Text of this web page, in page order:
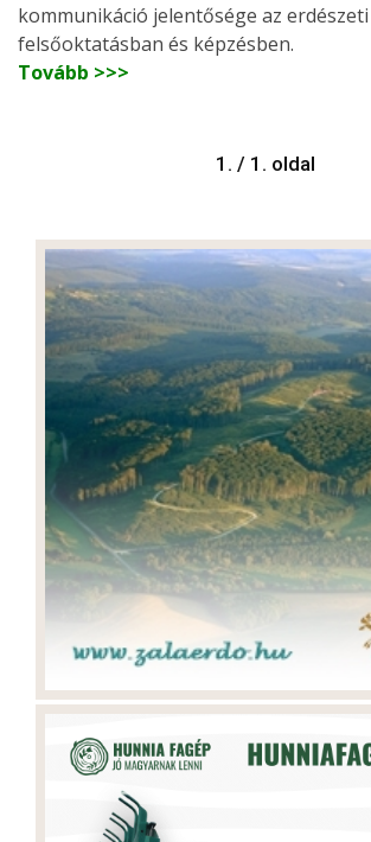
kommunikáció jelentősége az erdészeti
felsőoktatásban és képzésben.
Tovább >>>
1. / 1. oldal